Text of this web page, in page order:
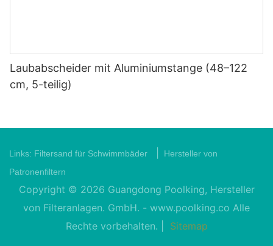
Laubabscheider mit Aluminiumstange (48–122
cm, 5-teilig)
Links: Filtersand für Schwimmbäder
Hersteller von
Patronenfiltern
Copyright © 2026 Guangdong Poolking, Hersteller
von Filteranlagen. GmbH. - www.poolking.co Alle
Rechte vorbehalten. |
Sitemap